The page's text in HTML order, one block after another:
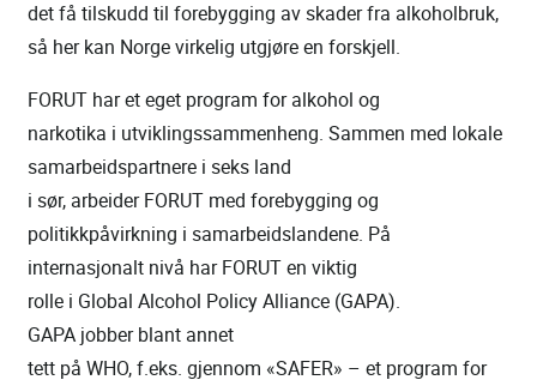
det få tilskudd til forebygging av skader fra alkoholbruk,
så her kan Norge virkelig utgjøre en forskjell.
FORUT har et eget program for alkohol og
narkotika i utviklingssammenheng. Sammen med lokale
samarbeidspartnere i seks land
i sør, arbeider FORUT med forebygging og
politikkpåvirkning i samarbeidslandene. På
internasjonalt nivå har FORUT en viktig
rolle i Global Alcohol Policy Alliance (GAPA).
GAPA jobber blant annet
tett på WHO, f.eks. gjennom «SAFER» – et program for